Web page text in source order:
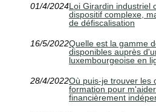
01/4/2024Loi Girardin industriel
dispositif complexe,
de défiscalisation
16/5/2022Quelle est la gamme
disponibles auprès
luxembourgeoise en
28/4/2022Où puis-je trouver les
formation pour
financièrement